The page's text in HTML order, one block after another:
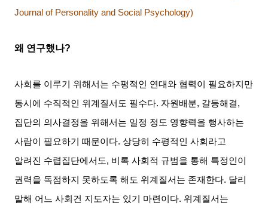
Journal of Personality and Social Psychology)
왜 연구했나?
사회를 이루기 위해서는 수평적인 연대와 협력이 필요하지만
동시에 수직적인 위계질서도 필수다. 자원배분, 갈등해결,
집단의 의사결정을 위해서는 일정 정도 영향력을 행사하는
사람이 필요하기 때문이다.상당히 수평적인 사회라고
알려진 수렵집단에서도, 비록 사회적 규범을 통해 특정인이
권력을 독점하지 못하도록 해도 위계질서는 존재한다. 달리
말해 어느 사회건 지도자는 있기 마련이다. 위계질서는